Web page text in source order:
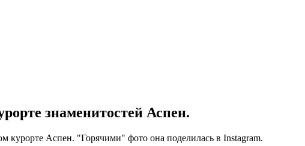
знаменитостей Аспен.
курорте Аспен. "Горячими" фото она поделилась в Instagram.